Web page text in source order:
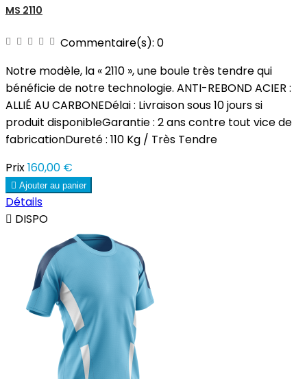
MS 2110
Commentaire(s): 0
Notre modèle, la « 2110 », une boule très tendre qui
bénéficie de notre technologie. ANTI-REBOND ACIER :
ALLIÉ AU CARBONEDélai : Livraison sous 10 jours si
produit disponibleGarantie : 2 ans contre tout vice de
fabricationDureté : 110 Kg / Très Tendre
Prix160,00 €
 Ajouter au panier
Détails
 DISPO